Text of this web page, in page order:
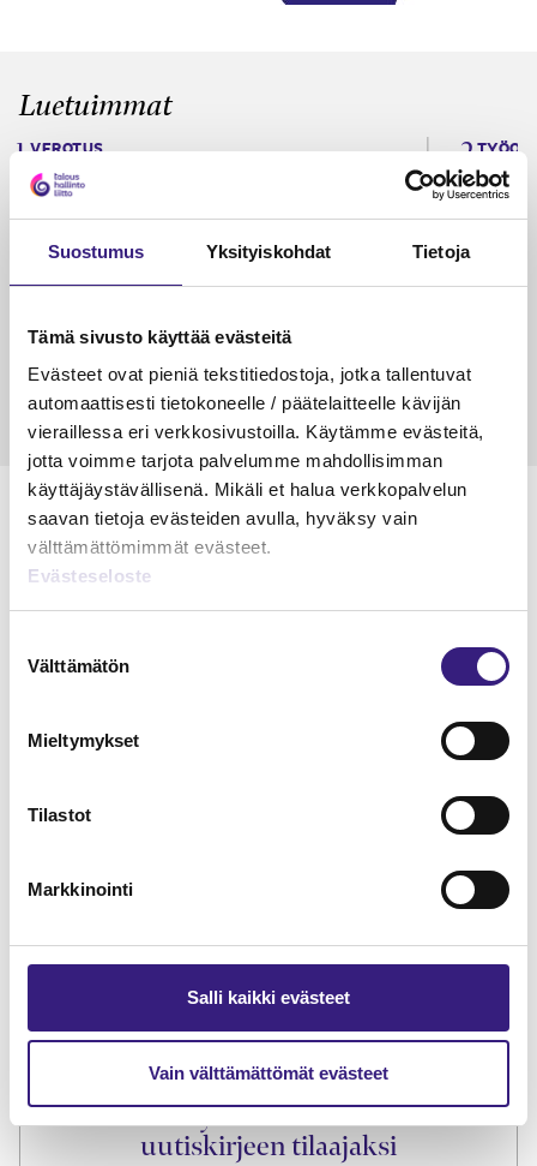
Suostumus Yksityiskohdat Tietoja
Tämä sivusto käyttää evästeitä
Evästeet ovat pieniä tekstitiedostoja, jotka tallentuvat
automaattisesti tietokoneelle / päätelaitteelle kävijän
vieraillessa eri verkkosivustoilla. Käytämme evästeitä,
jotta voimme tarjota palvelumme mahdollisimman
käyttäjäystävällisenä. Mikäli et halua verkkopalvelun
saavan tietoja evästeiden avulla, hyväksy vain
välttämättömimmät evästeet.
Evästeseloste
valinta
Välttämätön
Mieltymykset
Tilastot
Markkinointi
Salli kaikki evästeet
Vain välttämättömät evästeet
Luetuimmat
VEROTUS
Kulu­veloitukset arvon­lisä­
verotuksessa – omien kulujen
veloitus, kulujen edelleen­
veloitus ja läpi­laskutus
15.5.2023 10 min
TILAA TÄSTÄ
Liity Tilisanomien
uutiskirjeen tilaajaksi